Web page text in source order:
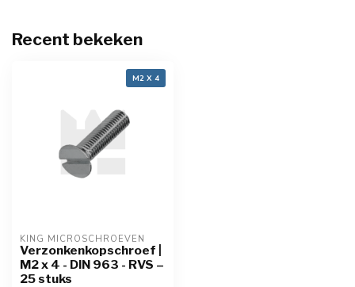
Recent bekeken
M2 X 4
KING MICROSCHROEVEN
Verzonkenkopschroef |
M2 x 4 - DIN 963 - RVS –
25 stuks